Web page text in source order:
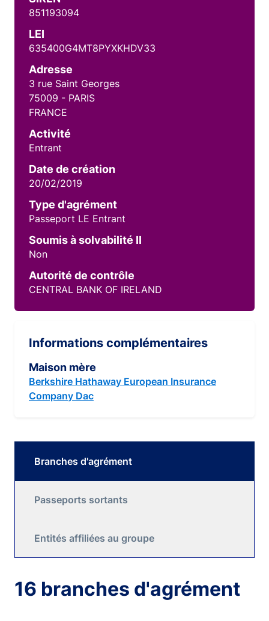
851193094
LEI
635400G4MT8PYXKHDV33
Adresse
3 rue Saint Georges
75009 - PARIS
FRANCE
Activité
Entrant
Date de création
20/02/2019
Type d'agrément
Passeport LE Entrant
Soumis à solvabilité II
Non
Autorité de contrôle
CENTRAL BANK OF IRELAND
Informations complémentaires
Maison mère
Berkshire Hathaway European Insurance
Company Dac
Branches d'agrément
Passeports sortants
Entités affiliées au groupe
16 branches d'agrément